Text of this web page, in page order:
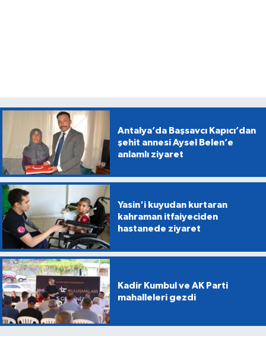
Antalya’da Başsavcı Kapıcı’dan
şehit annesi Aysel Belen’e
anlamlı ziyaret
Yasin'i kuyudan kurtaran
kahraman itfaiyeciden
hastanede ziyaret
Kadir Kumbul ve AK Parti
mahalleleri gezdi